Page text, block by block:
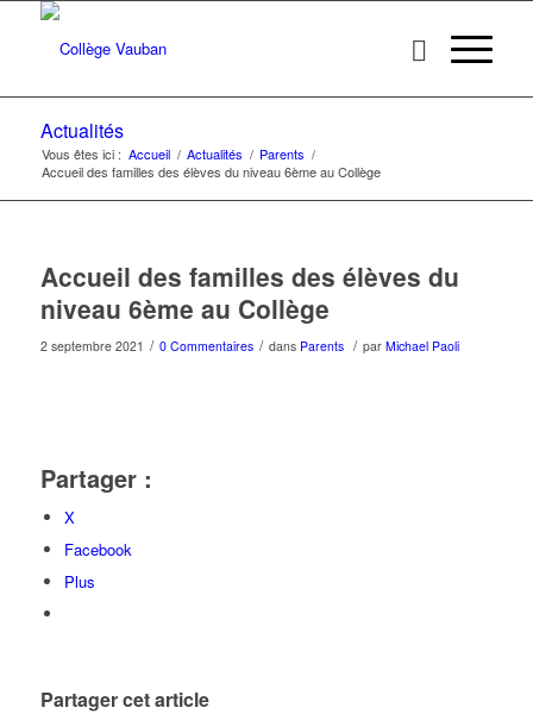
Actualités
Vous êtes ici : Accueil / Actualités / Parents /
Accueil des familles des élèves du niveau 6ème au Collège
Accueil des familles des élèves du
niveau 6ème au Collège
2 septembre 2021 / 0 Commentaires / dans Parents / par Michael Paoli
Partager :
X
Facebook
Plus
Partager cet article